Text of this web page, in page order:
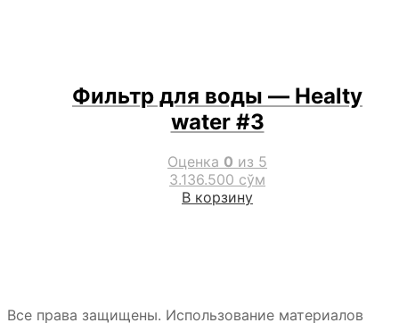
Фильтр для воды — Healty
water #3
Оценка 0 из 5
3.136.500 сўм
В корзину
Все права защищены. Использование материалов